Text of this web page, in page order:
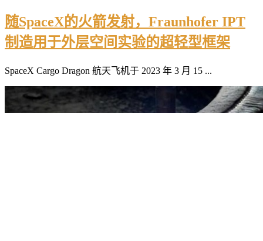
随SpaceX的火箭发射，Fraunhofer IPT
制造用于外层空间实验的超轻型框架
SpaceX Cargo Dragon 航天飞机于 2023 年 3 月 15 ...